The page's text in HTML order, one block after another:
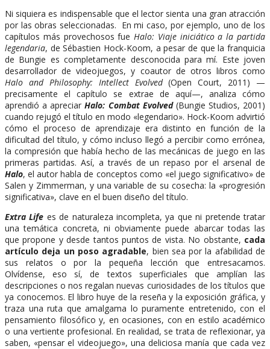
Ni siquiera es indispensable que el lector sienta una gran atracción
por las obras seleccionadas. En mi caso, por ejemplo, uno de los
capítulos más provechosos fue Halo: Viaje iniciático a la partida
legendaria, de Sébastien Hock-Koom, a pesar de que la franquicia
de Bungie es completamente desconocida para mí. Este joven
desarrollador de videojuegos, y coautor de otros libros como
Halo and Philosophy: Intellect Evolved(Open Court, 2011) —
precisamente el capítulo se extrae de aquí—, analiza cómo
aprendió a apreciarHalo: Combat Evolved(Bungie Studios, 2001)
cuando rejugó el título en modo «legendario». Hock-Koom advirtió
cómo el proceso de aprendizaje era distinto en función de la
dificultad del título, y cómo incluso llegó a percibir como errónea,
la compresión que había hecho de las mecánicas de juego en las
primeras partidas. Así, a través de un repaso por el arsenal de
Halo, el autor habla de conceptos como «el juego significativo» de
Salen y Zimmerman, y una variable de su cosecha: la «progresión
significativa», clave en el buen diseño del título.
Extra Life es de naturaleza incompleta, ya que ni pretende tratar
una temática concreta, ni obviamente puede abarcar todas las
que propone y desde tantos puntos de vista. No obstante, cada
artículo deja un poso agradable, bien sea por la afabilidad de
sus relatos o por la pequeña lección que entresacamos.
Olvídense, eso sí, de textos superficiales que amplían las
descripciones o nos regalan nuevas curiosidades de los títulos que
ya conocemos. El libro huye de la reseña y la exposición gráfica, y
traza una ruta que amalgama lo puramente entretenido, con el
pensamiento filosófico y, en ocasiones, con en estilo académico
o una vertiente profesional. En realidad, se trata de reflexionar, ya
saben, «pensar el videojuego», una deliciosa manía que cada vez